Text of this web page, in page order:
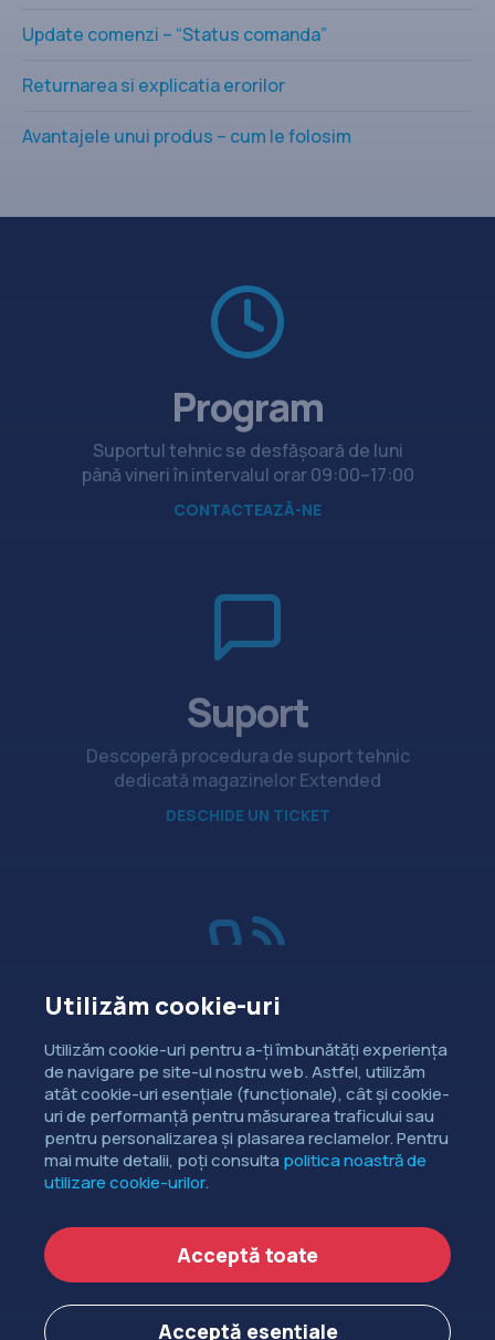
Update comenzi – “Status comanda”
Returnarea si explicatia erorilor
Avantajele unui produs – cum le folosim
Program
Suportul tehnic se desfășoară de luni
până vineri în intervalul orar 09:00–17:00
CONTACTEAZĂ-NE
Suport
Descoperă procedura de suport tehnic
dedicată magazinelor Extended
DESCHIDE UN TICKET
Vânzări
Dorești să intri în contact cu
departamentul de relații comerciale?
CONTACTEAZĂ-NE
Copyright ©EXTENDED DEV SRL2006-2026.
Politica de cookie-uri
Politica de confidențialitate
Utilizăm cookie-uri
Utilizăm cookie-uri pentru a-ți îmbunătăți experiența
de navigare pe site-ul nostru web. Astfel, utilizăm
atât cookie-uri esențiale (funcționale), cât și cookie-
uri de performanță pentru măsurarea traficului sau
pentru personalizarea și plasarea reclamelor. Pentru
mai multe detalii, poți consulta politica noastră de
utilizare cookie-urilor.
Acceptă toate
Acceptă esențiale